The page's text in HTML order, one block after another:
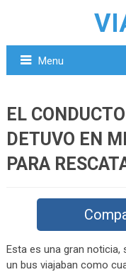
Menu
EL
DETUVO EN
PARA
Esta es una gran noticia,
un bus viajaban como